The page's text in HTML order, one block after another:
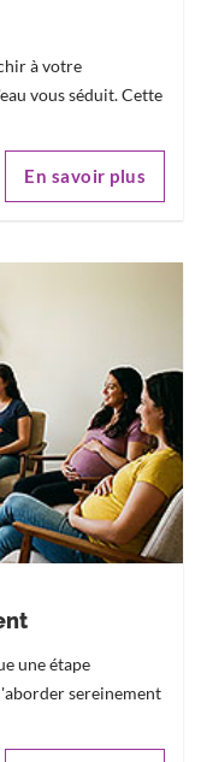
à votre
vous séduit. Cette
En savoir plus
une étape
sereinement